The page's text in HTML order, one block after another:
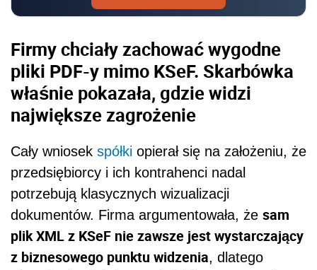
Firmy chciały zachować wygodne
pliki PDF-y mimo KSeF. Skarbówka
właśnie pokazała, gdzie widzi
największe zagrożenie
Cały wniosek spółki opierał się na założeniu, że
przedsiębiorcy i ich kontrahenci nadal
potrzebują klasycznych wizualizacji
dokumentów. Firma argumentowała, że sam
plik XML z KSeF nie zawsze jest wystarczający
z biznesowego punktu widzenia, dlatego